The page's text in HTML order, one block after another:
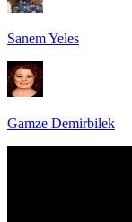
Sanem Yeles
Gamze Demirbilek